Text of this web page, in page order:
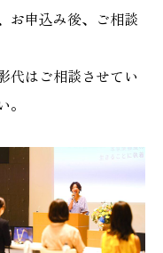
お申込み後、ご相談
代はご相談させてい